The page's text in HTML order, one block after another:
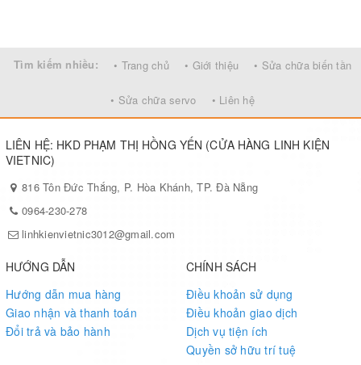
Tìm kiếm nhiều: • Trang chủ • Giới thiệu • Sửa chữa biến tần
• Sửa chữa servo • Liên hệ
LIÊN HỆ: HKD PHẠM THỊ HỒNG YẾN (CỬA HÀNG LINH KIỆN
VIETNIC)
816 Tôn Đức Thắng, P. Hòa Khánh, TP. Đà Nẵng
0964-230-278
linhkienvietnic3012@gmail.com
HƯỚNG DẪN
Hướng dẫn mua hàng
Giao nhận và thanh toán
Đổi trả và bảo hành
CHÍNH SÁCH
Điều khoản sử dụng
Điều khoản giao dịch
Dịch vụ tiện ích
Quyền sở hữu trí tuệ